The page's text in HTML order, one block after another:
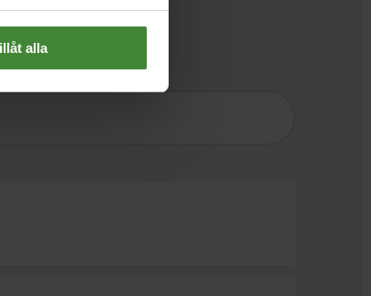
alla